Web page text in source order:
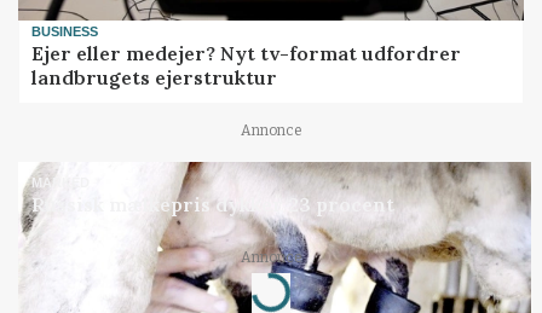
BUSINESS
Ejer eller medejer? Nyt tv-format udfordrer
landbrugets ejerstruktur
Annonce
MARKED
Russisk mælkepris dykker 23 procent
Annonce
Loading...